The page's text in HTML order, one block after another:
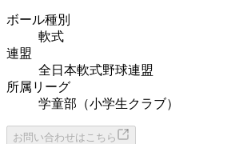
ボール種別
軟式
連盟
全日本軟式野球連盟
所属リーグ
学童部（小学生クラブ）
お問い合わせはこちら